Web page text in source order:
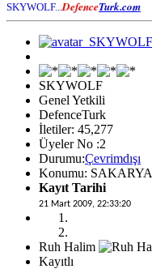
SKYWOLF... DefenceTurk.com
SKYWOLF
Genel Yetkili
DefenceTurk
İletiler: 45,277
Üyeler No :2
Durumu:Çevrimdışı
Konumu: SAKARYA
Kayıt Tarihi
21 Mart 2009, 22:33:20
Ruh Halim
Kayıtlı